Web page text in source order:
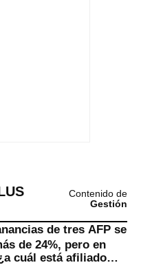
Contenido de
Gestión
de tres AFP se
de 24%, pero en
cuál está afiliado